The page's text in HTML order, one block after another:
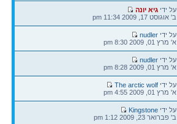
הודעה
אחרונה
על ידיגיא יונה
ב' אוגוסט 17, 2009 11:34 pm
הודעה
אחרונה
על ידיnudler
א' מרץ 01, 2009 8:30 pm
הודעה
אחרונה
על ידיnudler
א' מרץ 01, 2009 8:28 pm
הודעה
אחרונה
על ידיThe arctic wolf
א' מרץ 01, 2009 4:55 pm
הודעה
אחרונה
על ידיKingstone
ב' פברואר 23, 2009 1:12 pm